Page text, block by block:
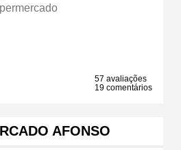
57 avaliações
19 comentários
AFONSO